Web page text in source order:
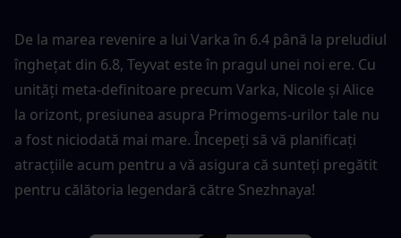
De la marea revenire a lui Varka în 6.4 până la preludiul
înghețat din 6.8, Teyvat este în pragul unei noi ere. Cu
unități meta-definitoare precum Varka, Nicole și Alice
la orizont, presiunea asupra Primogems-urilor tale nu
a fost niciodată mai mare. Începeți să vă planificați
atracțiile acum pentru a vă asigura că sunteți pregătit
pentru călătoria legendară către Snezhnaya!